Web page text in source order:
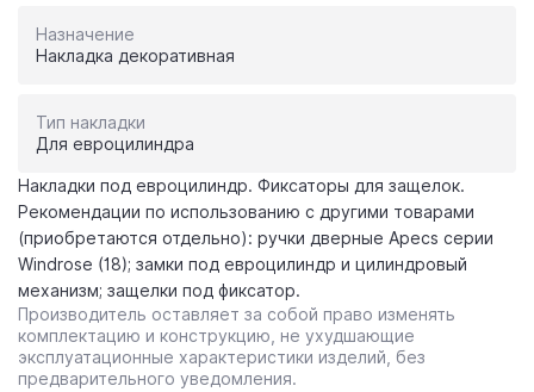
Назначение
Накладка декоративная
Тип накладки
Для евроцилиндра
Накладки под евроцилиндр. Фиксаторы для защелок.
Рекомендации по использованию с другими товарами
(приобретаются отдельно): ручки дверные Apecs серии
Windrose (18); замки под евроцилиндр и цилиндровый
механизм; защелки под фиксатор.
Производитель оставляет за собой право изменять
комплектацию и конструкцию, не ухудшающие
эксплуатационные характеристики изделий, без
предварительного уведомления.